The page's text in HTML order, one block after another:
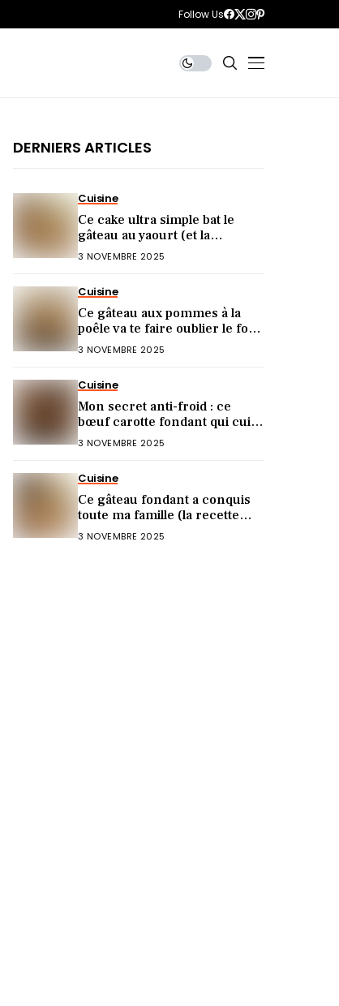
Follow Us
DERNIERS ARTICLES
Cuisine
Ce cake ultra simple bat le
gâteau au yaourt (et la
diététicienne valide)
3 NOVEMBRE 2025
Cuisine
Ce gâteau aux pommes à la
poêle va te faire oublier le four
(ultra rapide !)
3 NOVEMBRE 2025
Cuisine
Mon secret anti-froid : ce
bœuf carotte fondant qui cuit
tout seul !
3 NOVEMBRE 2025
Cuisine
Ce gâteau fondant a conquis
toute ma famille (la recette
ultra rapide)
3 NOVEMBRE 2025